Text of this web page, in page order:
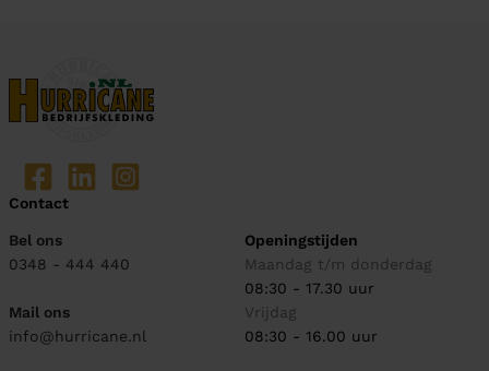
Contact
Bel ons
0348 - 444 440
Mail ons
info@hurricane.nl
Openingstijden
Maandag t/m donderdag
08:30 - 17.30 uur
Vrijdag
08:30 - 16.00 uur